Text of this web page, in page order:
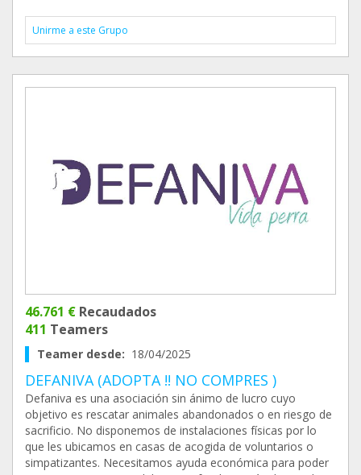
Unirme a este Grupo
46.761 € Recaudados
411 Teamers
Teamer desde: 18/04/2025
DEFANIVA (ADOPTA !! NO COMPRES )
Defaniva es una asociación sin ánimo de lucro cuyo
objetivo es rescatar animales abandonados o en riesgo de
sacrificio. No disponemos de instalaciones físicas por lo
que les ubicamos en casas de acogida de voluntarios o
simpatizantes. Necesitamos ayuda económica para poder